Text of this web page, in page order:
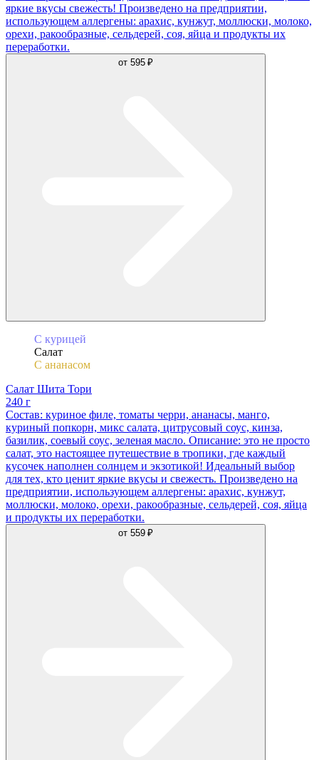
яркие вкусы свежесть! Произведено на предприятии,
использующем аллергены: арахис, кунжут, моллюски, молоко,
орехи, ракообразные, сельдерей, соя, яйца и продукты их
переработки.
от 595 ₽
С курицей
Салат
С ананасом
Салат Шита Тори
240 г
Состав: куриное филе, томаты черри, ананасы, манго,
куриный попкорн, микс салата, цитрусовый соус, кинза,
базилик, соевый соус, зеленая масло. Описание: это не просто
салат, это настоящее путешествие в тропики, где каждый
кусочек наполнен солнцем и экзотикой! Идеальный выбор
для тех, кто ценит яркие вкусы и свежесть. Произведено на
предприятии, использующем аллергены: арахис, кунжут,
моллюски, молоко, орехи, ракообразные, сельдерей, соя, яйца
и продукты их переработки.
от 559 ₽